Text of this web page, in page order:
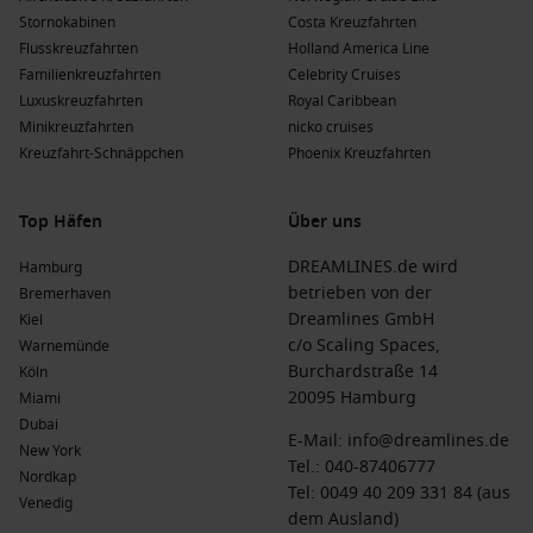
Beliebte Regionen bei Kreuzfahrten
Eine Kreuzfahrt nach Portsmouth führt Sie durch
verschiedene aufregende Regionen. Hier sind die
empfohlenen Regionen:
Karibik: Die Karibik ist bekannt für ihre wunderschönen
sehr beliebtes Ziel für Kreuzfahrten.
atemberaubenden Stränden, gefragten Wassersportarten
und lebhaften Märkten.
Östliche Karibik
: Die östliche Karibik ist berühmt für ihre
idyllischen Buchten, kulturellen Attraktionen und
herzlichen Einwohner – perfekt für einen entspannten
Urlaub.
USA Ostküste
: Diese Region bietet eine lebendige
Mischung aus ausgezeichnetem Essen, Geschichte, Kunst
und Kultur mit vielen faszinierenden Städten, die zu
Stornokabinen
Flusskreuzfahrten
Familienkreuzfahrten
Luxuskreuzfahrten
Minikreuzfahrten
Kreuzfahrt-Schnäppchen
Costa Kreuzfahrten
Holland America Line
Celebrity Cruises
Royal Caribbean
nicko cruises
Phoenix Kreuzfahrten
Top Häfen
Hamburg
Bremerhaven
Kiel
Warnemünde
Köln
Miami
Dubai
New York
Nordkap
Venedig
Über uns
DREAMLINES.de wird
betrieben von der
Dreamlines GmbH
c/o Scaling Spaces,
Burchardstraße 14
20095 Hamburg
E-Mail: info@dreamlines.de
Tel.: 040-87406777
Tel: 0049 40 209 331 84 (aus
dem Ausland)